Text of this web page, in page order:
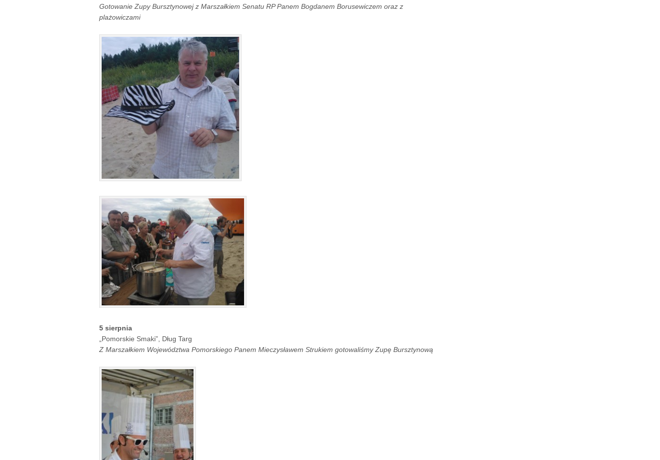
Gotowanie Zupy Bursztynowej z Marszałkiem Senatu RP Panem Bogdanem Borusewiczem oraz z
plażowiczami
5 sierpnia
„Pomorskie Smaki”, Dług Targ
Z Marszałkiem Województwa Pomorskiego Panem Mieczysławem Strukiem gotowaliśmy Zupę Bursztynową